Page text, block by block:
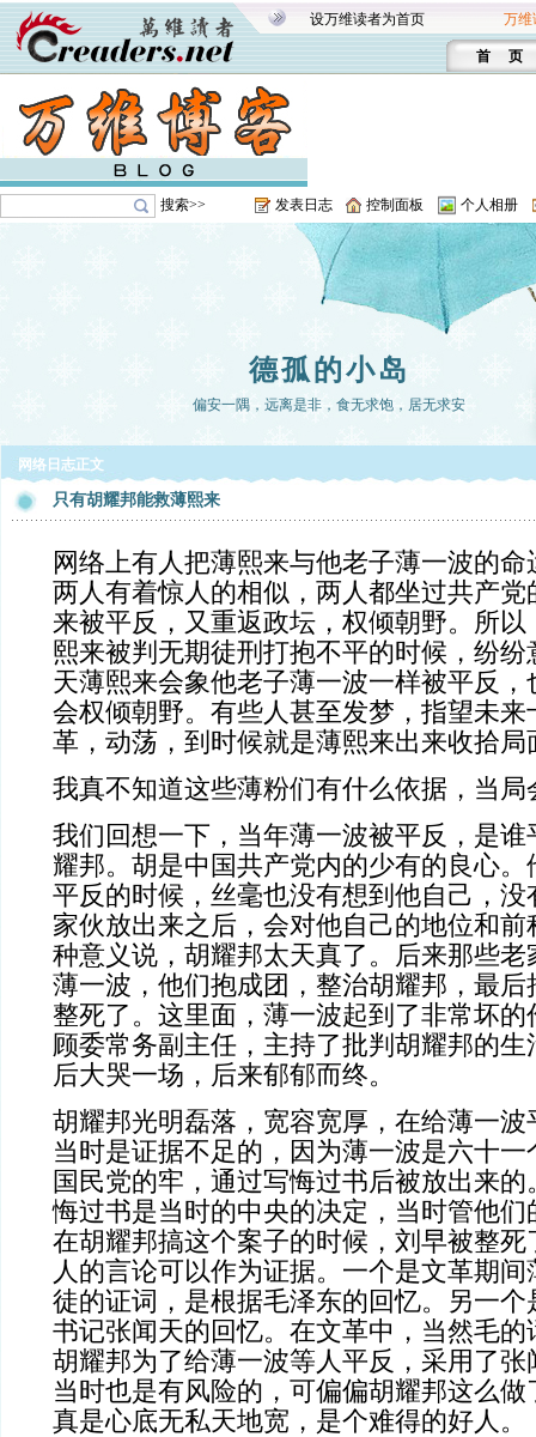
设万维读者为首页 万维
首 页
搜索>> 发表日志 控制面板 个人相册
德孤的小岛
偏安一隅，远离是非，食无求饱，居无求安
网络日志正文
只有胡耀邦能救薄熙来
网络上有人把薄熙来与他老子薄一波的
两人有着惊人的相似，两人都坐过共产
来被平反，又重返政坛，权倾朝野。所
熙来被判无期徒刑打抱不平的时候，纷
天薄熙来会象他老子薄一波一样被平反
会权倾朝野。有些人甚至发梦，指望未来
革，动荡，到时候就是薄熙来出来收拾局
我真不知道这些薄粉们有什么依据，当局
我们回想一下，当年薄一波被平反，是
耀邦。胡是中国共产党内的少有的良心
平反的时候，丝毫也没有想到他自己，
家伙放出来之后，会对他自己的地位和
种意义说，胡耀邦太天真了。后来那些
薄一波，他们抱成团，整治胡耀邦，最
整死了。这里面，薄一波起到了非常坏
顾委常务副主任，主持了批判胡耀邦的
后大哭一场，后来郁郁而终。
胡耀邦光明磊落，宽容宽厚，在给薄一
当时是证据不足的，因为薄一波是六十
国民党的牢，通过写悔过书后被放出来
悔过书是当时的中央的决定，当时管他
在胡耀邦搞这个案子的时候，刘早被整
人的言论可以作为证据。一个是文革期
徒的证词，是根据毛泽东的回忆。另一
书记张闻天的回忆。在文革中，当然毛
胡耀邦为了给薄一波等人平反，采用了
当时也是有风险的，可偏偏胡耀邦这么
真是心底无私天地宽，是个难得的好人。